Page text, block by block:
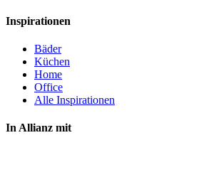
Inspirationen
Bäder
Küchen
Home
Office
Alle Inspirationen
In Allianz mit